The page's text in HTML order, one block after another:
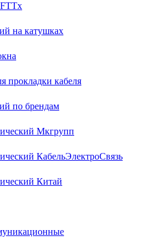
на катушках
прокладки кабеля
по брендам
Мкгрупп
КабельЭлектроСвязь
Китай